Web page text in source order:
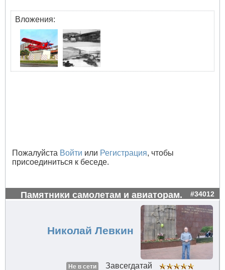
Вложения:
Пожалуйста Войти или Регистрация, чтобы
присоединиться к беседе.
Памятники самолетам и авиаторам. #34012
Николай Левкин
Не в сети Завсегдатай